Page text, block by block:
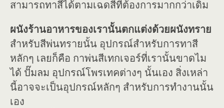
สามารถทาสีได้ตามเฉดสีที่ต้องการมากกว่าเดิม
ผนังร้านอาหารของเรานั้นตกแต่งด้วยผนังทราย
สำหรับสีพ่นทรายนั้น อุปกรณ์สำหรับการทาสี
หลักๆ เลยก็คือ กาพ่นสีเทกเจอร์ที่เรานั้นขาดไม
ได้ ปั๊มลม อุปกรณ์โพรเทคต่างๆ นั้นเอง สิ่งเหล่า
นี้อาจจะเป็นอุปกรณ์หลักๆ สำหรับการทำงานนั้น
เอง